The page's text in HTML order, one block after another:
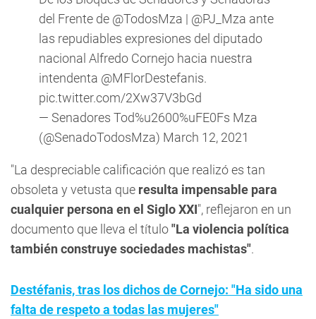
del Frente de @TodosMza | @PJ_Mza ante
las repudiables expresiones del diputado
nacional Alfredo Cornejo hacia nuestra
intendenta @MFlorDestefanis.
pic.twitter.com/2Xw37V3bGd
— Senadores Tod%u2600%uFE0Fs Mza
(@SenadoTodosMza) March 12, 2021
"La despreciable calificación que realizó es tan
obsoleta y vetusta que resulta impensable para
cualquier persona en el Siglo XXI", reflejaron en un
documento que lleva el título"La violencia política
también construye sociedades machistas".
Destéfanis, tras los dichos de Cornejo: "Ha sido una
falta de respeto a todas las mujeres"